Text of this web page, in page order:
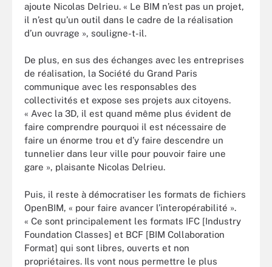
ajoute Nicolas Delrieu. « Le BIM n’est pas un projet,
il n’est qu’un outil dans le cadre de la réalisation
d’un ouvrage », souligne-t-il.
De plus, en sus des échanges avec les entreprises
de réalisation, la Société du Grand Paris
communique avec les responsables des
collectivités et expose ses projets aux citoyens.
« Avec la 3D, il est quand même plus évident de
faire comprendre pourquoi il est nécessaire de
faire un énorme trou et d’y faire descendre un
tunnelier dans leur ville pour pouvoir faire une
gare », plaisante Nicolas Delrieu.
Puis, il reste à démocratiser les formats de fichiers
OpenBIM, « pour faire avancer l’interopérabilité ».
« Ce sont principalement les formats IFC [Industry
Foundation Classes] et BCF [BIM Collaboration
Format] qui sont libres, ouverts et non
propriétaires. Ils vont nous permettre le plus